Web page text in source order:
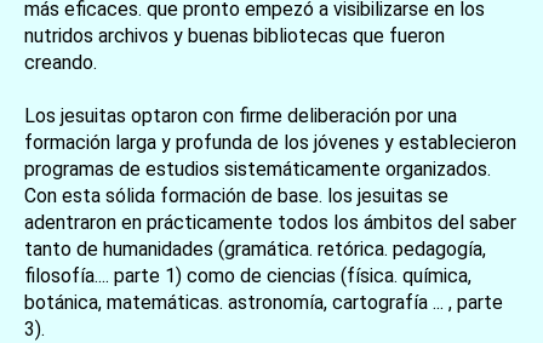
más eficaces. que pronto empezó a visibilizarse en los
nutridos archivos y buenas bibliotecas que fueron
creando.
Los jesuitas optaron con firme deliberación por una
formación larga y profunda de los jóvenes y establecieron
programas de estudios sistemáticamente organizados.
Con esta sólida formación de base. los jesuitas se
adentraron en prácticamente todos los ámbitos del saber
tanto de humanidades (gramática. retórica. pedagogía,
filosofía.... parte 1) como de ciencias (física. química,
botánica, matemáticas. astronomía, cartografía ... , parte
3).